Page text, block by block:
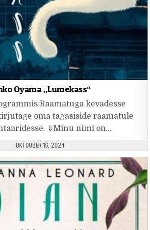
Oyama „Lumekass“
Raamatuga kevadesse
oma tagasiside raamatule
⇓Minu nimi on…
PUBLISHED DATE:
OKTOOBER 16, 2024